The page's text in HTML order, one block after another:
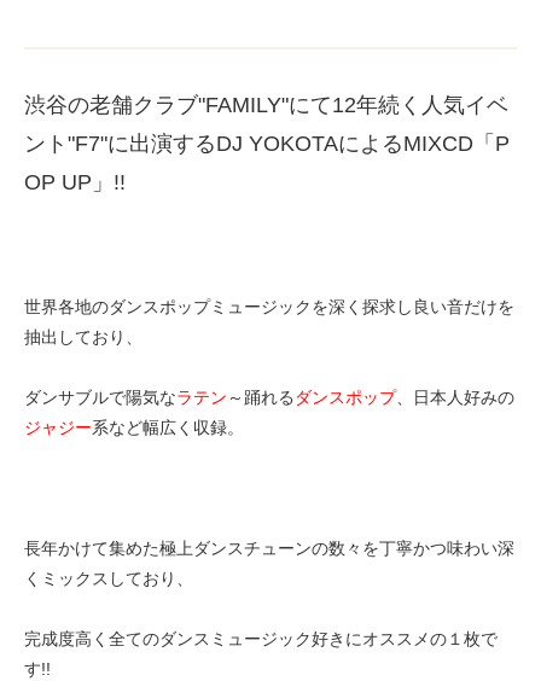
渋谷の老舗クラブ"FAMILY"にて12年続く人気イベ
ント"F7"に出演するDJ YOKOTAによるMIXCD「P
OP UP」!!
世界各地のダンスポップミュージックを深く探求し良い音だけを
抽出しており、
ダンサブルで陽気なラテン ～踊れる ダンスポップ、日本人好みの
ジャジー系など幅広く収録。
長年かけて集めた極上ダンスチューンの数々を丁寧かつ味わい深
くミックスしており、
完成度高く全てのダンスミュージック好きにオススメの１枚で
す!!